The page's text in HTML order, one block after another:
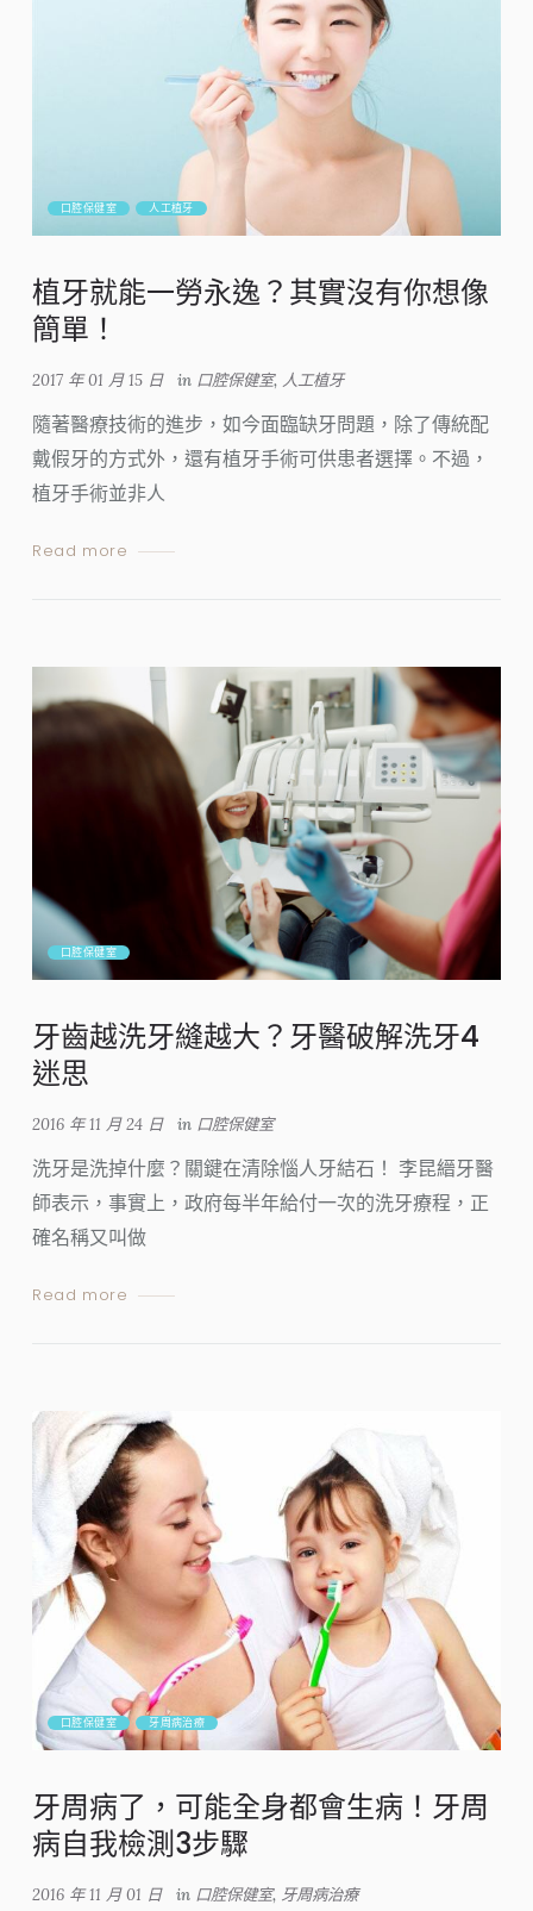
口腔保健室 人工植牙
植牙就能一勞永逸？其實沒有你想像
簡單！
2017 年 01 月 15 日 in 口腔保健室, 人工植牙
隨著醫療技術的進步，如今面臨缺牙問題，除了傳統配
戴假牙的方式外，還有植牙手術可供患者選擇。不過，
植牙手術並非人
Read more
口腔保健室
牙齒越洗牙縫越大？牙醫破解洗牙4
迷思
2016 年 11 月 24 日 in 口腔保健室
洗牙是洗掉什麼？關鍵在清除惱人牙結石！ 李昆縉牙醫
師表示，事實上，政府每半年給付一次的洗牙療程，正
確名稱又叫做
Read more
口腔保健室 牙周病治療
牙周病了，可能全身都會生病！牙周
病自我檢測3步驟
2016 年 11 月 01 日 in 口腔保健室, 牙周病治療